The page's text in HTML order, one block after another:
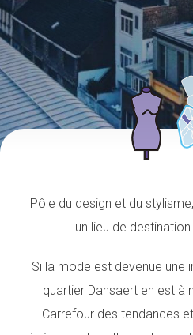
Pôle du design et du
un lieu de
Si la mode est devenue une
quartier Dansaert en est à
Carrefour des tendances